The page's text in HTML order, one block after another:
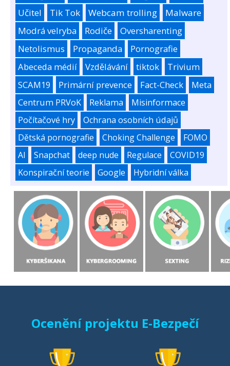
Učitel
Tik Tok Webcam trolling
Malware
Modrá velryba
Rodiče
Oversharenting
Netolismus
Propaganda
Pornografie
Abeceda médií
Vzdělávání tiktok
Trivium
SCAM19
Primární prevence Fact-Check
Meta
Centrum PRVoK
Reklama
Misinformace
Počítačové hry
Ochrana osobních údajů
Dětská pornografie
Choking Challenge
FOMO
AI
Snapchat deep nude Regulace
COVID19
Konspirační teorie
Google Hybridní válka
Ocenění projektu E-Bezpečí